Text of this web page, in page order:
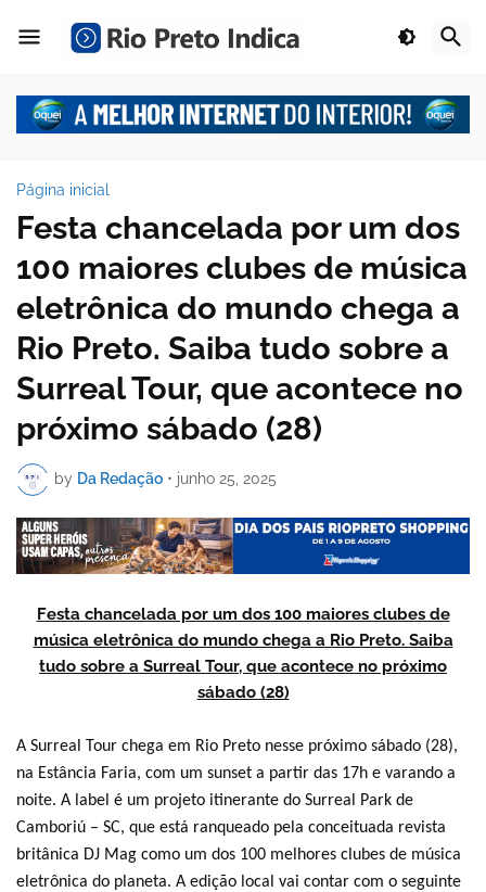
Página inicial
Festa chancelada por um dos
100 maiores clubes de música
eletrônica do mundo chega a
Rio Preto. Saiba tudo sobre a
Surreal Tour, que acontece no
próximo sábado (28)
by Da Redação • junho 25, 2025
Festa chancelada por um dos 100 maiores clubes de
música eletrônica do mundo chega a Rio Preto. Saiba
tudo sobre a Surreal Tour, que acontece no próximo
sábado (28)
A Surreal Tour chega em Rio Preto nesse próximo sábado (28),
na Estância Faria, com um sunset a partir das 17h e varando a
noite. A label é um projeto itinerante do Surreal Park de
Camboriú – SC, que está ranqueado pela conceituada revista
britânica DJ Mag como um dos 100 melhores clubes de música
eletrônica do planeta. A edição local vai contar com o seguinte